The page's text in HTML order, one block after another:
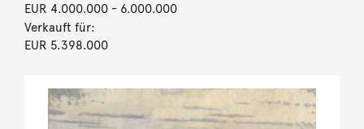
EUR 4.000.000- 6.000.000
Verkauft für:
EUR 5.398.000